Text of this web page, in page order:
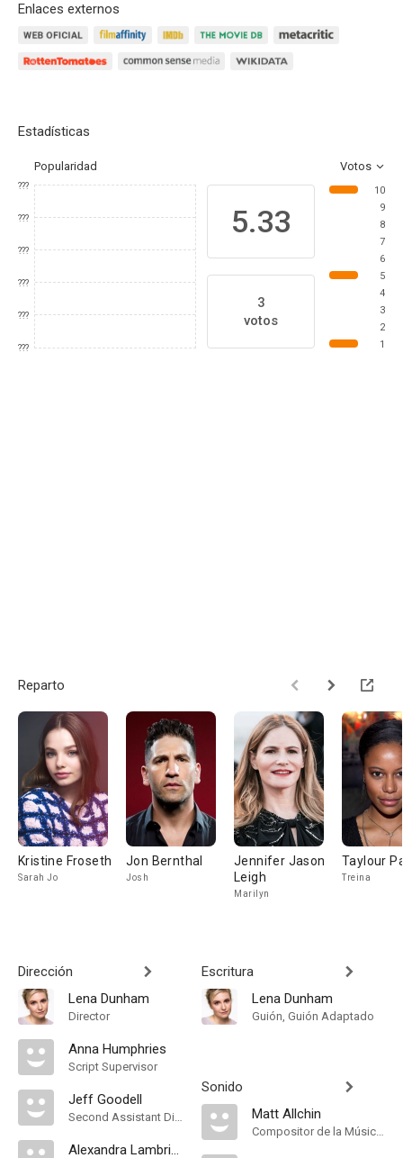
Enlaces externos
Estadísticas
Popularidad Votos
???
???
???
???
???
???
5.33
3
votos
10
9
8
7
6
5
4
3
2
1
Reparto
Kristine Froseth
Sarah Jo
Jon Bernthal
Josh
Jennifer Jason
Leigh
Marilyn
Taylour
Treina
Dirección
Lena Dunham
Director
Anna Humphries
Script Supervisor
Jeff Goodell
Second Assistant Director
Alexandra Lambrinidis
Escritura
Lena Dunham
Guión, Guión Adaptado
Sonido
Matt Allchin
Compositor de la Música Original